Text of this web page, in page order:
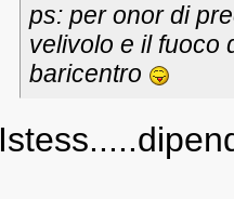
ps: per onor di
velivolo e il fuoco
baricentro